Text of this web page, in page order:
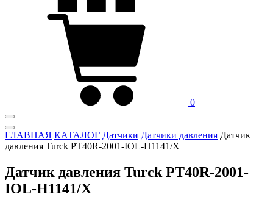
0
ГЛАВНАЯ КАТАЛОГ Датчики Датчики давления Датчик
давления Turck PT40R-2001-IOL-H1141/X
Датчик давления Turck PT40R-2001-
IOL-H1141/X